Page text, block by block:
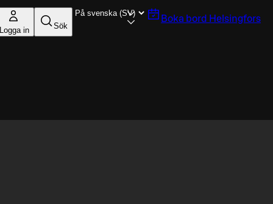
Logga in Sök
Boka bord Helsingfors